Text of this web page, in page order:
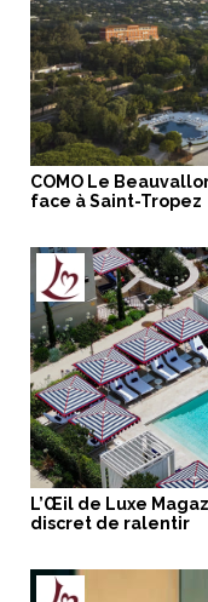
COMO Le
face à Saint-Tropez
L’Œil de Luxe
discret de ralentir